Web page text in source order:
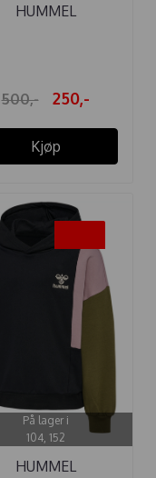
HUMMEL
500,- 250,-
Kjøp
På lager i
104, 152
HUMMEL